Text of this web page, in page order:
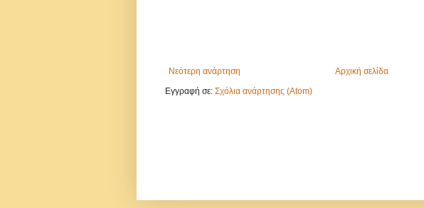
Νεότερη ανάρτηση
Αρχική σελίδα
Εγγραφή σε: Σχόλια ανάρτησης (Atom)